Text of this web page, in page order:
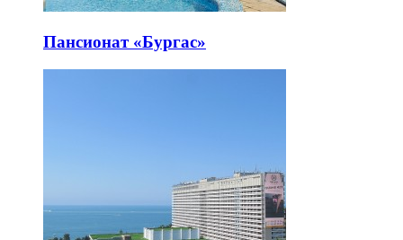
Пансионат «Бургас»